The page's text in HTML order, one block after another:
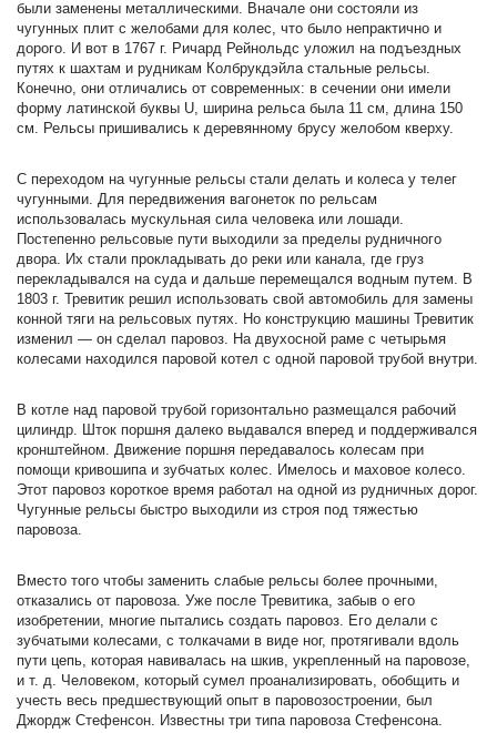
были заменены металлическими. Вначале они состояли из
чугунных плит с желобами для колес, что было непрактично и
дорого. И вот в 1767 г. Ричард Рейнольдс уложил на подъездных
путях к шахтам и рудникам Колбрукдэйла стальные рельсы.
Конечно, они отличались от современных: в сечении они имели
форму латинской буквы U, ширина рельса была 11 см, длина 150
см. Рельсы пришивались к деревянному брусу желобом кверху.
С переходом на чугунные рельсы стали делать и колеса у телег
чугунными. Для передвижения вагонеток по рельсам
использовалась мускульная сила человека или лошади.
Постепенно рельсовые пути выходили за пределы рудничного
двора. Их стали прокладывать до реки или канала, где груз
перекладывался на суда и дальше перемещался водным путем. В
1803 г. Тревитик решил использовать свой автомобиль для замены
конной тяги на рельсовых путях. Но конструкцию машины Тревитик
изменил — он сделал паровоз. На двухосной раме с четырьмя
колесами находился паровой котел с одной паровой трубой внутри.
В котле над паровой трубой горизонтально размещался рабочий
цилиндр. Шток поршня далеко выдавался вперед и поддерживался
кронштейном. Движение поршня передавалось колесам при
помощи кривошипа и зубчатых колес. Имелось и маховое колесо.
Этот паровоз короткое время работал на одной из рудничных дорог.
Чугунные рельсы быстро выходили из строя под тяжестью
паровоза.
Вместо того чтобы заменить слабые рельсы более прочными,
отказались от паровоза. Уже после Тревитика, забыв о его
изобретении, многие пытались создать паровоз. Его делали с
зубчатыми колесами, с толкачами в виде ног, протягивали вдоль
пути цепь, которая навивалась на шкив, укрепленный на паровозе,
и т. д. Человеком, который сумел проанализировать, обобщить и
учесть весь предшествующий опыт в паровозостроении, был
Джордж Стефенсон. Известны три типа паровоза Стефенсона.